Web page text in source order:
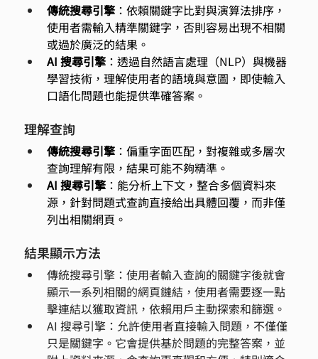
傳統搜尋引擎：依賴關鍵字比對與演算法排序，
使用者需輸入精準關鍵字，否則容易出現不相關
或過於廣泛的結果。
AI 搜尋引擎：透過自然語言處理（NLP）與機器
學習技術，理解使用者的語境與意圖，即使輸入
口語化問題也能提供準確答案。
理解查詢
傳統搜尋引擎：偏重字面匹配，對複雜或多層次
查詢理解有限，結果可能不夠精準。
AI 搜尋引擎：能分析上下文，整合多個資料來
源，針對問題式查詢直接給出具體回覆，而非僅
列出相關網頁。
結果顯示方法
傳統搜尋引擎：使用者輸入查詢的關鍵字後就會
顯示一系列相關的網頁鏈結，使用者需要逐一點
擊連結以獲取資訊，依賴用戶主動探索和篩選。
AI 搜尋引擎：允許使用者直接輸入問題，不僅僅
只是關鍵字。它會提供基於問題的完整答案，並